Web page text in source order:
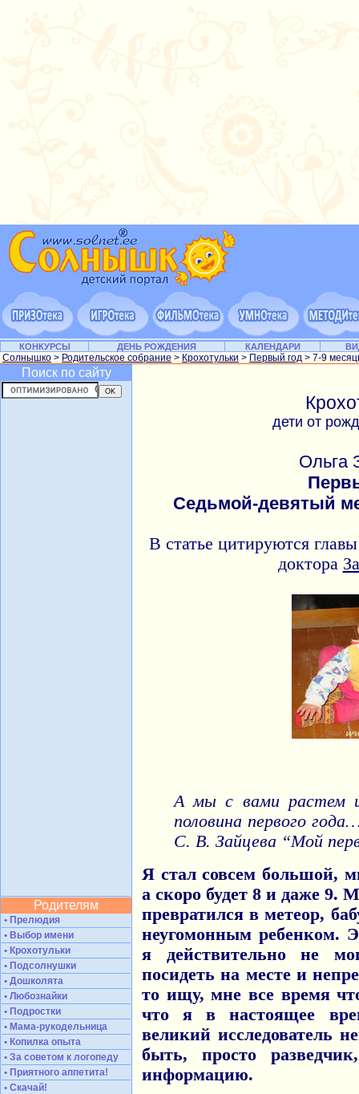
КОНКУРСЫ ДЕНЬ РОЖДЕНИЯ КАЛЕНДАРИ
Солнышко > Родительское собрание > Крохотульки > Первый год > 7-9
Поиск по сайту
Родителям
• Прелюдия
• Выбор имени
• Крохотульки
• Подсолнушки
• Дошколята
• Любознайки
• Подростки
• Мама-рукодельница
• Копилка опыта
• За советом к логопеду
• Приятного аппетита!
• Скачай!
дети от
Ольга
Седьмой-девятый
В статье цитируются
доктора
А мы с вами растем
половина первого
С. В. Зайцева “Мой
Я стал совсем большой,
а скоро будет 8 и даже 9.
превратился в метеор,
неугомонным ребенком.
я действительно не
посидеть на месте и
то ищу, мне все время
что я в настоящее
великий исследователь
быть, просто
информацию.